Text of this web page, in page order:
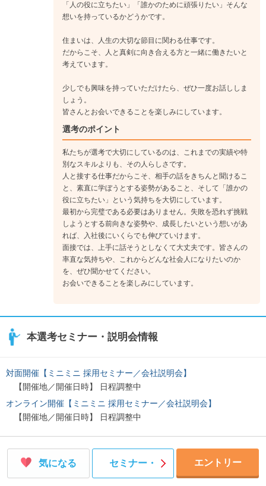
「人の役に立ちたい」「誰かのために頑張りたい」そんな
想いを持っているかどうかです。
住まいは、人生の大切な節目に関わる仕事です。
だからこそ、人と真剣に向き合える方と一緒に働きたいと
考えています。
少しでも興味を持っていただけたら、ぜひ一度お話ししま
しょう。
皆さんとお会いできることを楽しみにしています。
選考のポイント
私たちが選考で大切にしているのは、これまでの実績や特
別なスキルよりも、その人らしさです。
人と接する仕事だからこそ、相手の話をきちんと聞けるこ
と、素直に学ぼうとする姿勢があること、そして「誰かの
役に立ちたい」という気持ちを大切にしています。
最初から完璧である必要はありません。失敗を恐れず挑戦
しようとする前向きな姿勢や、成長したいという想いがあ
れば、入社後にいくらでも伸びていけます。
面接では、上手に話そうとしなくて大丈夫です。皆さんの
率直な気持ちや、これからどんな社会人になりたいのか
を、ぜひ聞かせてください。
お会いできることを楽しみにしています。
本選考セミナー・説明会情報
対面開催【ミニミニ 採用セミナー／会社説明会】
【開催地／開催日時】 日程調整中
オンライン開催【ミニミニ 採用セミナー／会社説明会】
【開催地／開催日時】 日程調整中
気になる セミナー・ エントリー